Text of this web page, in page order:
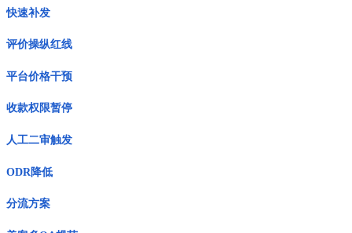
快速补发
评价操纵红线
平台价格干预
收款权限暂停
人工二审触发
ODR降低
分流方案